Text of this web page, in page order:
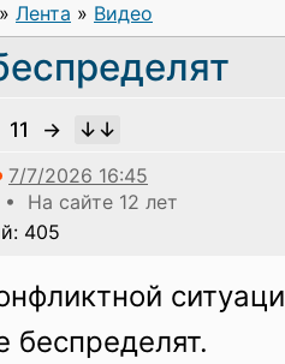
» Лента » Видео
11
→
На сайте 12 лет
405
беспределят.